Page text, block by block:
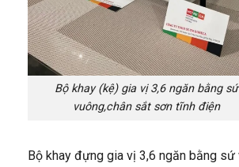
Bộ khay (kệ) gia vị 3,6 ngăn bằng sứ
vuông,chân sắt sơn tĩnh điện
Bộ khay đựng gia vị 3,6 ngăn bằng sứ